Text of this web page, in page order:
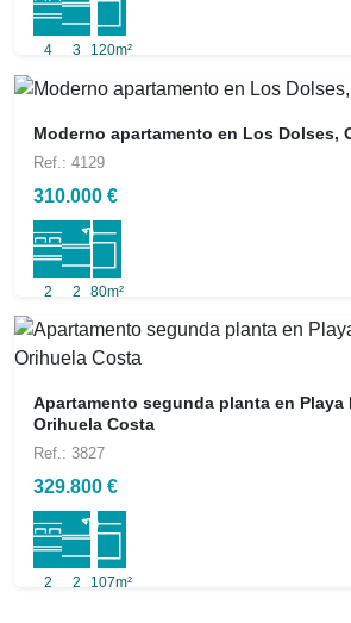
4 3 120m²
Moderno apartamento en Los Dolses,
Ref.: 4129
310.000 €
2 2 80m²
Apartamento segunda planta en Playa
Orihuela Costa
Ref.: 3827
329.800 €
2 2 107m²